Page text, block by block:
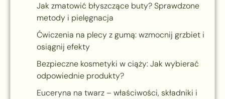
Jak zmatowić błyszczące buty? Sprawdzone
metody i pielęgnacja
Ćwiczenia na plecy z gumą: wzmocnij grzbiet i
osiągnij efekty
Bezpieczne kosmetyki w ciąży: Jak wybierać
odpowiednie produkty?
Euceryna na twarz – właściwości, składniki i